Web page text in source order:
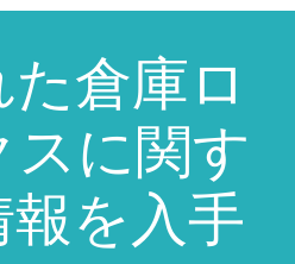
倉庫ロ
に関す
を入手